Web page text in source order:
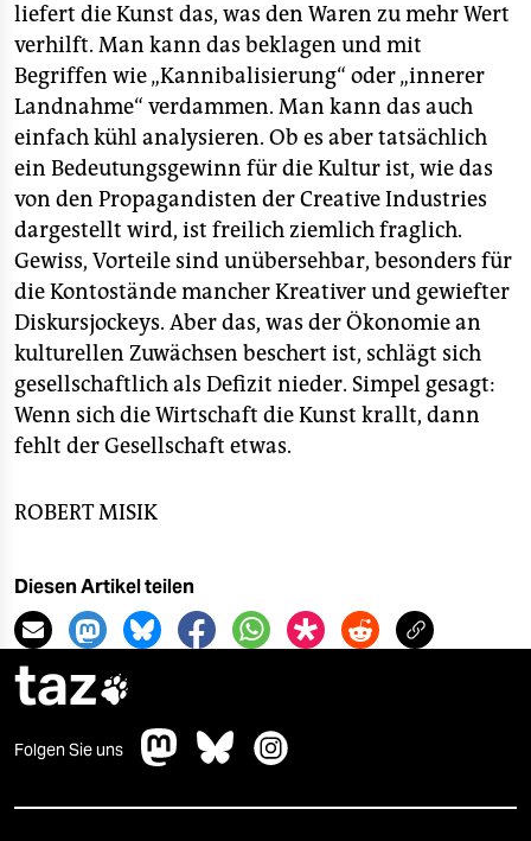
liefert die Kunst das, was den Waren zu mehr Wert
verhilft. Man kann das beklagen und mit
Begriffen wie „Kannibalisierung“ oder „innerer
Landnahme“ verdammen. Man kann das auch
einfach kühl analysieren. Ob es aber tatsächlich
ein Bedeutungsgewinn für die Kultur ist, wie das
von den Propagandisten der Creative Industries
dargestellt wird, ist freilich ziemlich fraglich.
Gewiss, Vorteile sind unübersehbar, besonders für
die Kontostände mancher Kreativer und gewiefter
Diskursjockeys. Aber das, was der Ökonomie an
kulturellen Zuwächsen beschert ist, schlägt sich
gesellschaftlich als Defizit nieder. Simpel gesagt:
Wenn sich die Wirtschaft die Kunst krallt, dann
fehlt der Gesellschaft etwas.
ROBERT MISIK
Diesen Artikel teilen
taz
Folgen Sie uns